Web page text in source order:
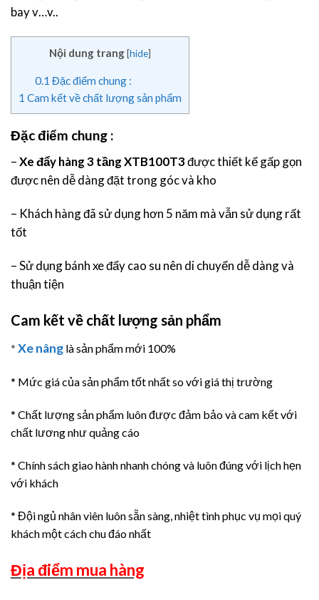
bay v…v..
Nội dung trang[hide]
0.1 Đặc điểm chung :
1 Cam kết về chất lượng sản phẩm
Đặc điểm chung :
–Xe đẩy hàng 3 tầng XTB100T3được thiết kế gấp gọn
được nên dễ dàng đặt trong góc và kho
– Khách hàng đã sử dụng hơn 5 năm mà vẫn sử dụng rất
tốt
– Sử dụng bánh xe đẩy cao su nên di chuyển dễ dàng và
thuận tiện
Cam kết về chất lượng sản phẩm
* Xe nâng là sản phẩm mới 100%
* Mức giá của sản phẩm tốt nhất so với giá thị trường
* Chất lượng sản phẩm luôn được đảm bảo và cam kết với
chất lương như quảng cáo
* Chính sách giao hành nhanh chóng và luôn đúng với lịch hẹn
với khách
* Đội ngủ nhân viên luôn sẵn sàng, nhiệt tình phục vụ mọi quý
khách một cách chu đáo nhất
Địa điểm mua hàng